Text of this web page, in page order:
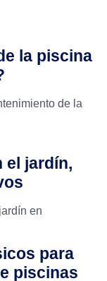
la piscina
de la
el jardín,
en
para
piscinas